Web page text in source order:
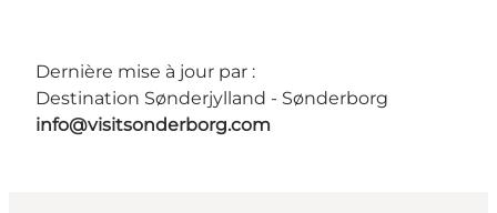
Dernière mise à jour par :
Destination Sønderjylland - Sønderborg
info@visitsonderborg.com